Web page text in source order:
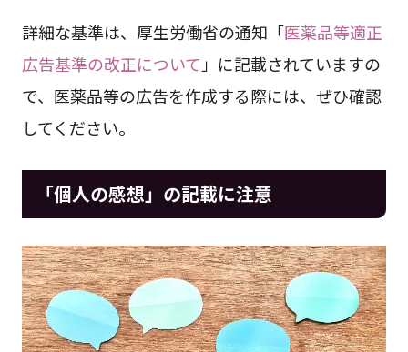
詳細な基準は、厚生労働省の通知「医薬品等適正
広告基準の改正について 」に記載されていますの
で、医薬品等の広告を作成する際には、ぜひ確認
してください。
「個人の感想」の記載に注意